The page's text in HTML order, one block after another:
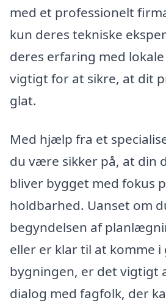
med et professionelt
kun deres tekniske
deres erfaring med
vigtigt for at sikre, at dit
glat.
Med hjælp fra et
du være sikker på, at din
bliver bygget med fokus
holdbarhed. Uanset om
begyndelsen af
eller er klar til at komme i
bygningen, er det vigtigt
dialog med fagfolk, der